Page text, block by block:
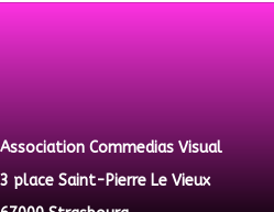
Association Commedias Visual
3 place Saint-Pierre Le Vieux